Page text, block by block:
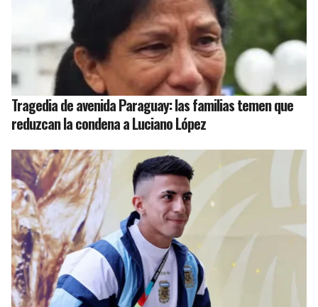
Tragedia de avenida Paraguay: las familias temen que
reduzcan la condena a Luciano López